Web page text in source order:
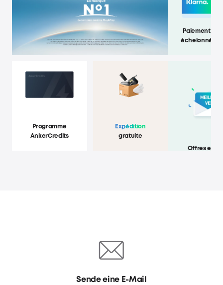
Programme
AnkerCredits
Expédition
gratuite
Paiement
échelonné
Offres
Sende eine E-Mail